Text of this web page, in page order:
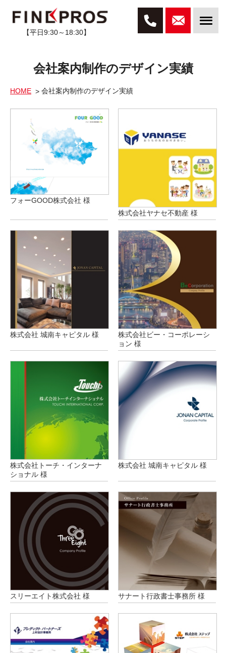
【平日9:30～18:30】
会社案内制作のデザイン実績
HOME 会社案内制作のデザイン実績
フォーGOOD株式会社 様
株式会社ヤナセ不動産 様
株式会社 城南キャピタル 様
株式会社ビー・コーポレーシ
ョン 様
株式会社トーチ・インターナ
ショナル 様
株式会社 城南キャピタル 様
スリーエイト株式会社 様 サナート行政書士事務所 様